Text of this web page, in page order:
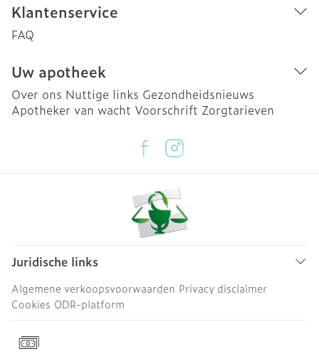
Klantenservice
FAQ
Uw apotheek
Over ons Nuttige links Gezondheidsnieuws
Apotheker van wacht Voorschrift Zorgtarieven
Juridische links
Algemene verkoopsvoorwaarden Privacy disclaimer
Cookies ODR-platform